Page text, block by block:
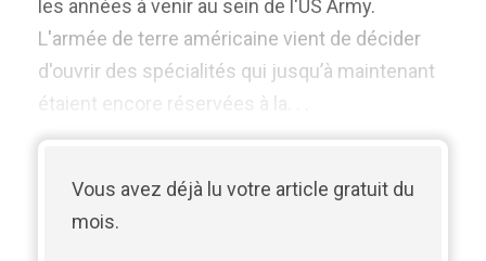
les années à venir au sein de l'US Army.
L'armée de terre américaine vient de décider
d'ouvrir des spécialités qui jusqu’à maintenant
étaient encore réservées à la. . .
Vous avez déjà lu votre article gratuit du
mois.